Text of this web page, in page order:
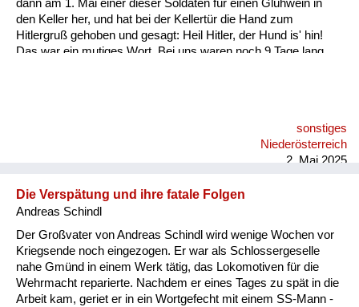
dann am 1. Mai einer dieser Soldaten für einen Glühwein in
den Keller her, und hat bei der Kellertür die Hand zum
Hitlergruß gehoben und gesagt: Heil Hitler, der Hund is' hin!
Das war ein mutiges Wort. Bei uns waren noch 9 Tage lang
sonstiges
Niederösterreich
2. Mai 2025
Die Verspätung und ihre fatale Folgen
Andreas Schindl
Der Großvater von Andreas Schindl wird wenige Wochen vor
Kriegsende noch eingezogen. Er war als Schlossergeselle
nahe Gmünd in einem Werk tätig, das Lokomotiven für die
Wehrmacht reparierte. Nachdem er eines Tages zu spät in die
Arbeit kam, geriet er in ein Wortgefecht mit einem SS-Mann -